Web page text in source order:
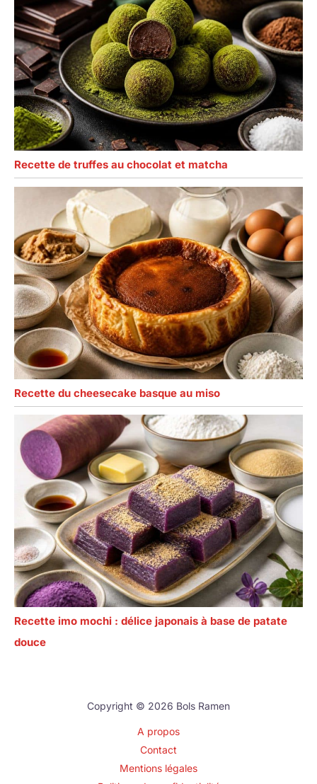
anniversaires.
Recette de truffes au chocolat et matcha
Recette du cheesecake basque au miso
Recette imo mochi : délice japonais à base de patate
douce
Copyright © 2026 Bols Ramen
A propos
Contact
Mentions légales